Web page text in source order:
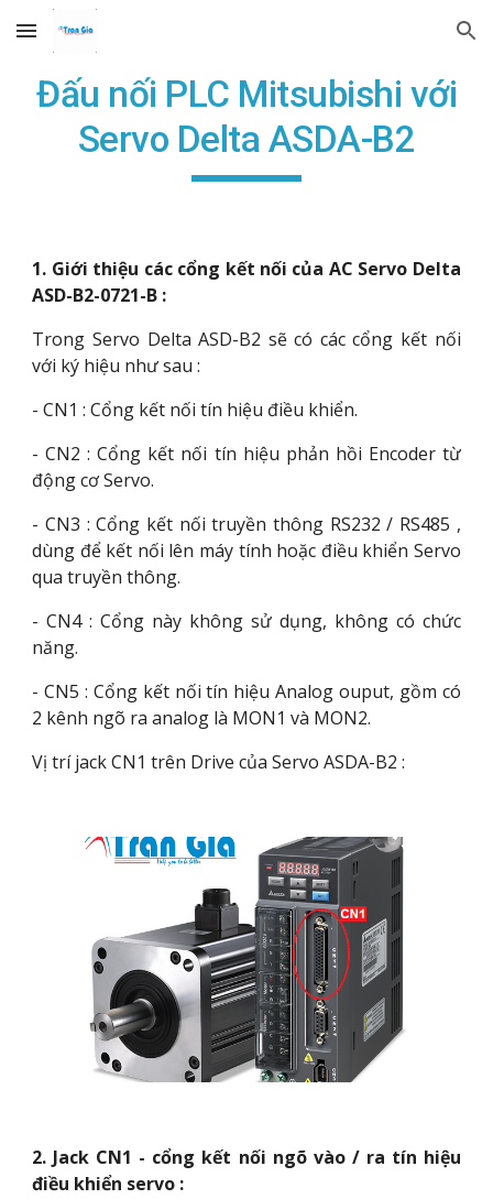
Skip to main content Skip to navigation
Đấu nối PLC Mitsubishi với
Servo Delta ASDA-B2
1. Giới thiệu các cổng kết nối của AC Servo Delta
ASD-B2-0721-B :
Trong Servo Delta ASD-B2 sẽ có các cổng kết nối
với ký hiệu như sau :
- CN1 : Cổng kết nối tín hiệu điều khiển.
- CN2 : Cổng kết nối tín hiệu phản hồi Encoder từ
động cơ Servo.
- CN3 : Cổng kết nối truyền thông RS232 / RS485 ,
dùng để kết nối lên máy tính hoặc điều khiển Servo
qua truyền thông.
- CN4 : Cổng này không sử dụng, không có chức
năng.
- CN5 : Cổng kết nối tín hiệu Analog ouput, gồm có
2 kênh ngõ ra analog là MON1 và MON2.
Vị trí jack CN1 trên Drive của Servo ASDA-B2 :
2. Jack CN1 - cổng kết nối ngõ vào / ra tín hiệu
điều khiển servo :